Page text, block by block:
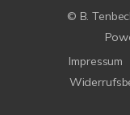
© B.
Impressum